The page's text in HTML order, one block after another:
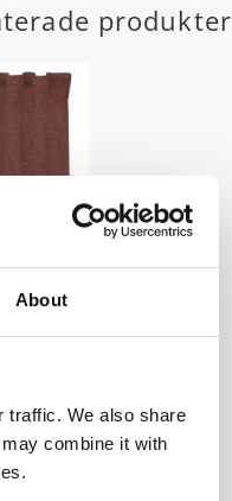
About
traffic. We also share
combine it with
produkter
i skir